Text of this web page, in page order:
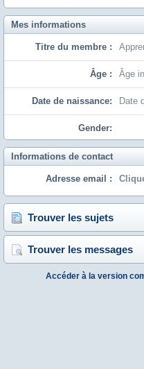
Mes informations
Titre du membre :
Âge : Âge
Date de naissance: Date
Gender:
Informations de contact
Adresse email :
Trouver les sujets
Trouver les messages
Accéder à la version